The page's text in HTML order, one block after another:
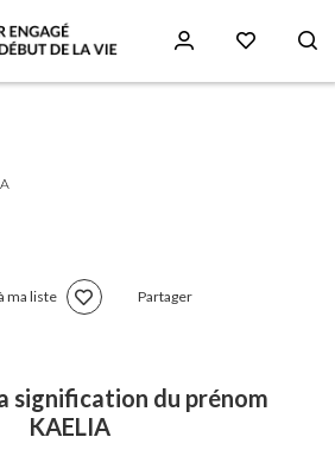
ma liste Partager
signification du prénom
KAELIA